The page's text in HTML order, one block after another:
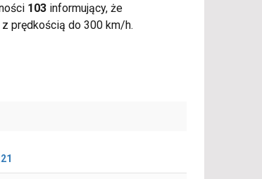
103 informujący, że
prędkością do 300 km/h.